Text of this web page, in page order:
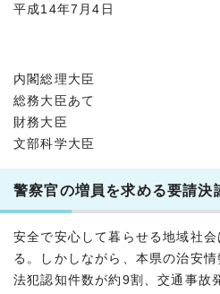
平成14年7月4日
内閣総理大臣
総務大臣あて
財務大臣
文部科学大臣
警察官の増員を求める要請決
安全で安心して暮らせる地域社
る。しかしながら、本県の治安
法犯認知件数が約9割、交通事故